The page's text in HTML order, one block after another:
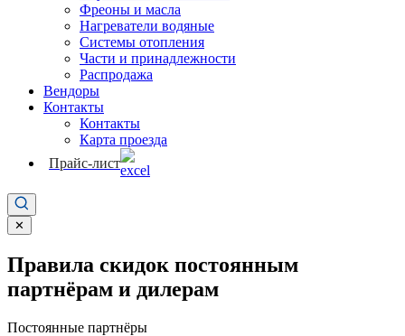
Фреоны и масла
Нагреватели водяные
Системы отопления
Части и принадлежности
Раcпродажа
Вендоры
Контакты
Контакты
Карта проезда
Прайс-лист
✕
Правила скидок постоянным
партнёрам и дилерам
Постоянные партнёры